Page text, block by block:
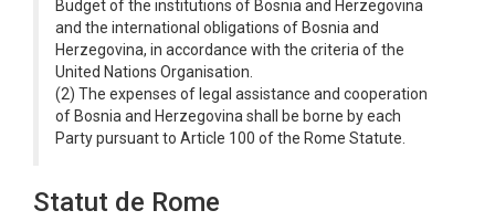
Budget of the institutions of Bosnia and Herzegovina
and the international obligations of Bosnia and
Herzegovina, in accordance with the criteria of the
United Nations Organisation.
(2) The expenses of legal assistance and cooperation
of Bosnia and Herzegovina shall be borne by each
Party pursuant to Article 100 of the Rome Statute.
Statut de Rome